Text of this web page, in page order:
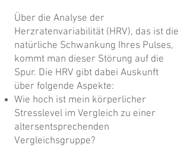
Über die Analyse der
Herzratenvariabilität (HRV), das ist die
natürliche Schwankung Ihres Pulses,
kommt man dieser Störung auf die
Spur. Die HRV gibt dabei Auskunft
über folgende Aspekte:
Wie hoch ist mein körperlicher
Stresslevel im Vergleich zu einer
altersentsprechenden
Vergleichsgruppe?